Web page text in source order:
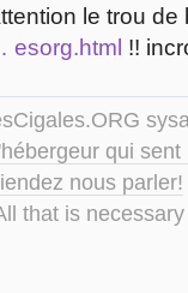
le trou
esorg.html !!
qui
nous parler!
that is